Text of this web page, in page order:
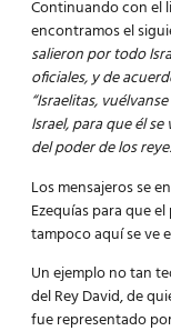
Continuando con el
encontramos el
salieron por todo
oficiales, y de
“Israelitas,
Israel, para que él
del poder de los
Los mensajeros se
Ezequías para que
tampoco aquí se ve
Un ejemplo no tan
del Rey David, de
fue representado